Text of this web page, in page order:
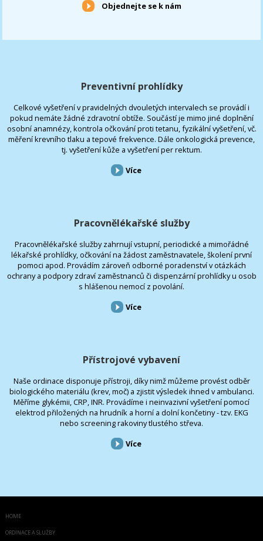
Objednejte se k nám
Preventivní prohlídky
Celkové vyšetření v pravidelných dvouletých intervalech se provádí i
pokud nemáte žádné zdravotní obtíže. Součástí je mimo jiné doplnění
osobní anamnézy, kontrola očkování proti tetanu, fyzikální vyšetření, vč.
měření krevního tlaku a tepové frekvence. Dále onkologická prevence,
tj. vyšetření kůže a vyšetření per rektum.
Více
Pracovnělékařské služby
Pracovnělékařské služby zahrnují vstupní, periodické a mimořádné
lékařské prohlídky, očkování na žádost zaměstnavatele, školení první
pomoci apod. Provádím zároveň odborné poradenství v otázkách
ochrany a podpory zdraví zaměstnanců či dispenzární prohlídky u osob
s hlášenou nemocí z povolání.
Více
Přístrojové vybavení
Naše ordinace disponuje přístroji, díky nimž můžeme provést odběr
biologického materiálu (krev, moč) a zjistit výsledek ihned v ambulanci.
Měříme glykémii, CRP, INR. Provádíme i neinvazivní vyšetření pomocí
elektrod přiložených na hrudník a horní a dolní končetiny - tzv. EKG
nebo screening rakoviny tlustého střeva.
Více
HOME
ORDINACE A SLUŽBY